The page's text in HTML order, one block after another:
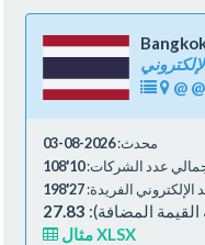
@ @
محدث:2026-08-03
عدد الشركات:10'108
الإلكتروني الفريدة:27'198
المضافة):
مثال XLSX